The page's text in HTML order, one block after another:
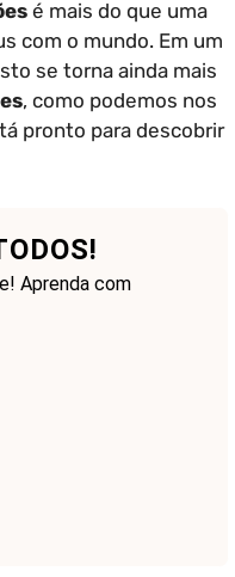
é mais do que uma
com o mundo. Em um
se torna ainda mais
, como podemos nos
pronto para descobrir
Aprenda com